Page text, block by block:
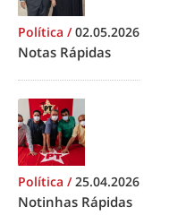
Política /02.05.2026
Notas Rápidas
Política /25.04.2026
Notinhas Rápidas